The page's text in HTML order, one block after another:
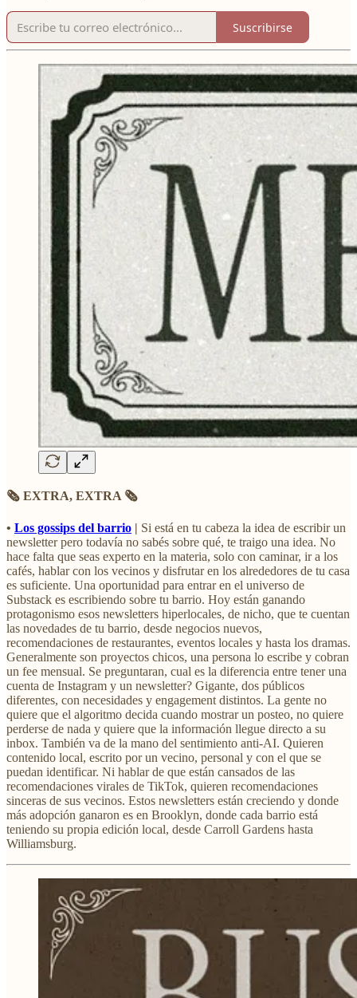
Suscribirse
🗞️ EXTRA, EXTRA 🗞️
• Los gossips del barrio | Si está en tu cabeza la idea de escribir un
newsletter pero todavía no sabés sobre qué, te traigo una idea. No
hace falta que seas experto en la materia, solo con caminar, ir a los
cafés, hablar con los vecinos y disfrutar en los alrededores de tu casa
es suficiente. Una oportunidad para entrar en el universo de
Substack es escribiendo sobre tu barrio. Hoy están ganando
protagonismo esos newsletters hiperlocales, de nicho, que te cuentan
las novedades de tu barrio, desde negocios nuevos,
recomendaciones de restaurantes, eventos locales y hasta los dramas.
Generalmente son proyectos chicos, una persona lo escribe y cobran
un fee mensual. Se preguntaran, cual es la diferencia entre tener una
cuenta de Instagram y un newsletter? Gigante, dos públicos
diferentes, con necesidades y engagement distintos. La gente no
quiere que el algoritmo decida cuando mostrar un posteo, no quiere
perderse de nada y quiere que la información llegue directo a su
inbox. También va de la mano del sentimiento anti-AI. Quieren
contenido local, escrito por un vecino, personal y con el que se
puedan identificar. Ni hablar de que están cansados de las
recomendaciones virales de TikTok, quieren recomendaciones
sinceras de sus vecinos. Estos newsletters están creciendo y donde
más adopción ganaron es en Brooklyn, donde cada barrio está
teniendo su propia edición local, desde Carroll Gardens hasta
Williamsburg.